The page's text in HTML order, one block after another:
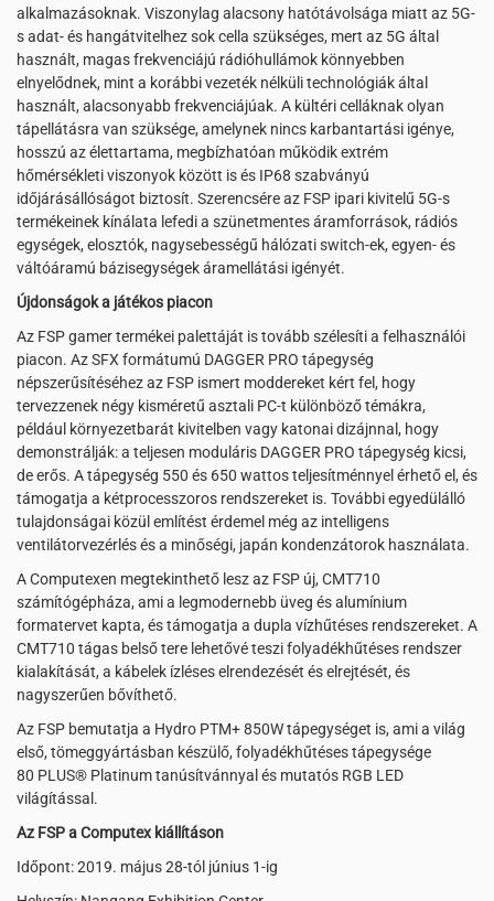
alkalmazásoknak. Viszonylag alacsony hatótávolsága miatt az 5G-
s adat- és hangátvitelhez sok cella szükséges, mert az 5G által
használt, magas frekvenciájú rádióhullámok könnyebben
elnyelődnek, mint a korábbi vezeték nélküli technológiák által
használt, alacsonyabb frekvenciájúak. A kültéri celláknak olyan
tápellátásra van szüksége, amelynek nincs karbantartási igénye,
hosszú az élettartama, megbízhatóan működik extrém
hőmérsékleti viszonyok között is és IP68 szabványú
időjárásállóságot biztosít. Szerencsére az FSP ipari kivitelű 5G-s
termékeinek kínálata lefedi a szünetmentes áramforrások, rádiós
egységek, elosztók, nagysebességű hálózati switch-ek, egyen- és
váltóáramú bázisegységek áramellátási igényét.
Újdonságok a játékos piacon
Az FSP gamer termékei palettáját is tovább szélesíti a felhasználói
piacon. Az SFX formátumú DAGGER PRO tápegység
népszerűsítéséhez az FSP ismert moddereket kért fel, hogy
tervezzenek négy kisméretű asztali PC-t különböző témákra,
például környezetbarát kivitelben vagy katonai dizájnnal, hogy
demonstrálják: a teljesen moduláris DAGGER PRO tápegység kicsi,
de erős. A tápegység 550 és 650 wattos teljesítménnyel érhető el, és
támogatja a kétprocesszoros rendszereket is. További egyedülálló
tulajdonságai közül említést érdemel még az intelligens
ventilátorvezérlés és a minőségi, japán kondenzátorok használata.
A Computexen megtekinthető lesz az FSP új, CMT710
számítógépháza, ami a legmodernebb üveg és alumínium
formatervet kapta, és támogatja a dupla vízhűtéses rendszereket. A
CMT710 tágas belső tere lehetővé teszi folyadékhűtéses rendszer
kialakítását, a kábelek ízléses elrendezését és elrejtését, és
nagyszerűen bővíthető.
Az FSP bemutatja a Hydro PTM+ 850W tápegységet is, ami a világ
első, tömeggyártásban készülő, folyadékhűtéses tápegysége
80 PLUS® Platinum tanúsítvánnyal és mutatós RGB LED
világítással.
Az FSP a Computex kiállításon
Időpont: 2019. május 28-tól június 1-ig